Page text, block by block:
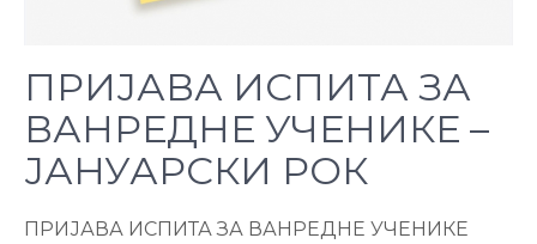
ПРИЈАВА ИСПИТА ЗА
ВАНРЕДНЕ УЧЕНИКЕ –
ЈАНУАРСКИ РОК
ПРИЈАВА ИСПИТА ЗА ВАНРЕДНЕ УЧЕНИКЕ